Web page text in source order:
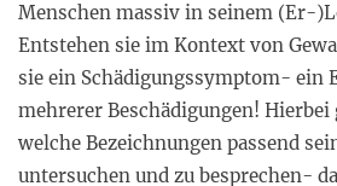
Menschen massiv in seinem (Er-
Entstehen sie im Kontext von
sie ein Schädigungssymptom- ein
mehrerer Beschädigungen! Hierbei
welche Bezeichnungen passend
untersuchen und zu besprechen-